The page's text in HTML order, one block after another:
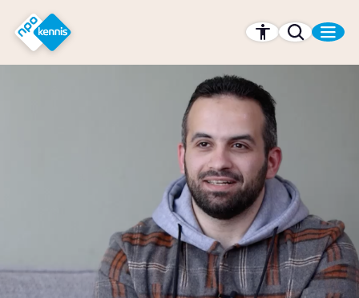
Hét kennisplatform van de NPO